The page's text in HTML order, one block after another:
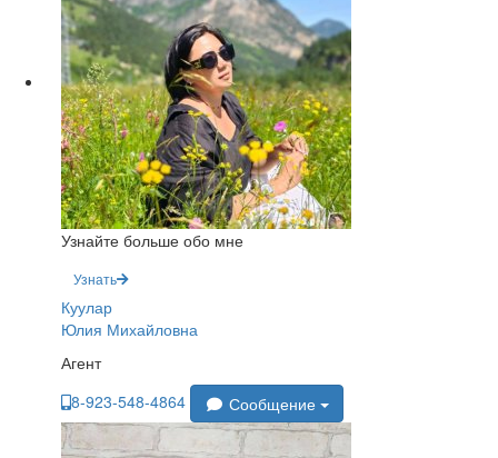
Узнайте больше обо мне
Узнать
Куулар
Юлия Михайловна
Агент
8-923-548-4864
Сообщение